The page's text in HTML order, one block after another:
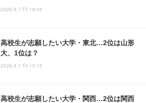
2026.8.7 Fri 18:45
高校生が志願したい大学・東北…2位は山形
大、1位は？
2026.8.7 Fri 10:15
高校生が志願したい大学・関西…2位は関西